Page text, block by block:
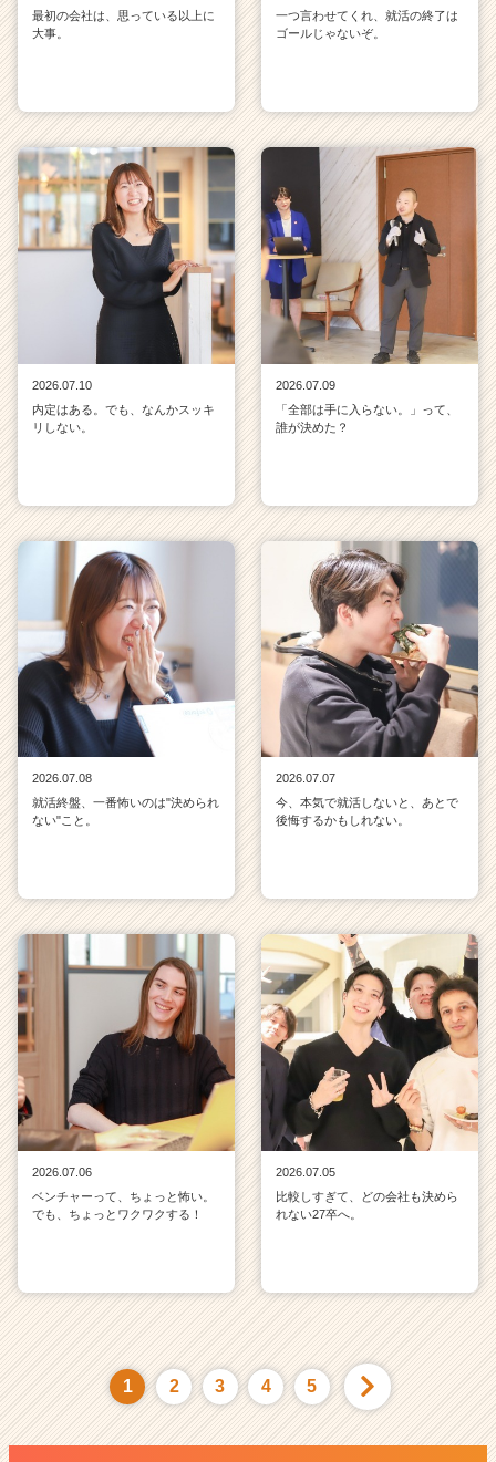
最初の会社は、思っている以上に
大事。
一つ言わせてくれ、就活の終了は
ゴールじゃないぞ。
2026.07.10
内定はある。でも、なんかスッキ
リしない。
2026.07.09
「全部は手に入らない。」って、
誰が決めた？
2026.07.08
就活終盤、一番怖いのは"決められ
ない"こと。
2026.07.07
今、本気で就活しないと、あとで
後悔するかもしれない。
2026.07.06
ベンチャーって、ちょっと怖い。
でも、ちょっとワクワクする！
2026.07.05
比較しすぎて、どの会社も決めら
れない27卒へ。
1 2 3 4 5